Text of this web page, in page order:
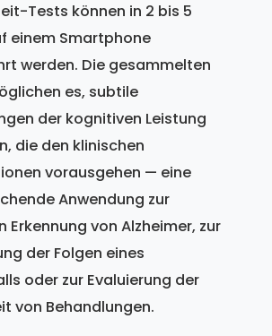
Tests können in 2 bis 5
einem Smartphone
werden. Die gesammelten
es, subtile
der kognitiven Leistung
die den klinischen
vorausgehen — eine
Anwendung zur
Erkennung von Alzheimer, zur
der Folgen eines
oder zur Evaluierung der
von Behandlungen.